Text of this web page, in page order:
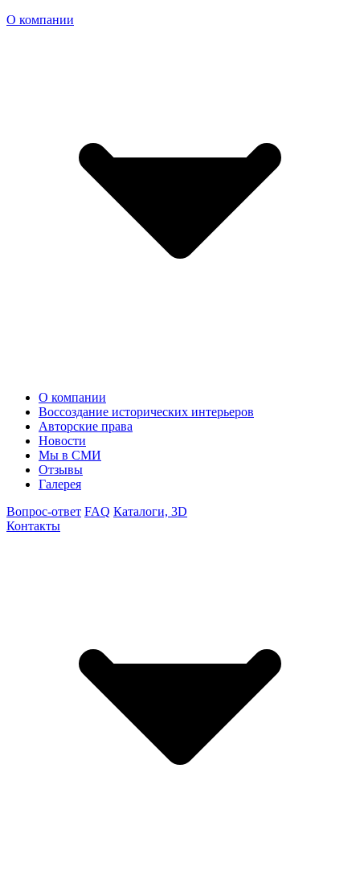
О компании
О компании
Воссоздание исторических интерьеров
Авторские права
Новости
Мы в СМИ
Отзывы
Галерея
Вопрос-ответ FAQ Каталоги, 3D
Контакты